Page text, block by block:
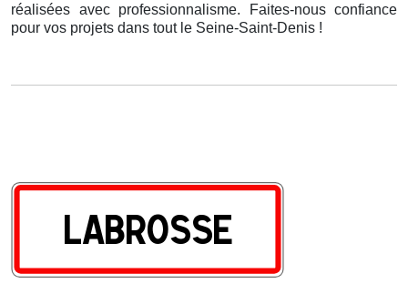
réalisées avec professionnalisme. Faites-nous confiance
pour vos projets dans tout le Seine-Saint-Denis !